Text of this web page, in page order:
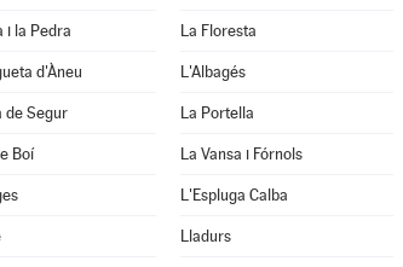
i la Pedra La Floresta
d'Àneu L'Albagés
de Segur La Portella
Boí La Vansa i Fórnols
L'Espluga Calba
Lladurs